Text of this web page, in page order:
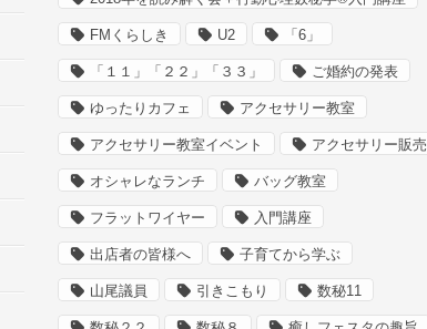
FMくらしき U2 「6」
「１１」「２２」「３３」 ご婚約の発表
ゆったりカフェ アクセサリー教室
アクセサリー教室イベント アクセサリー販売
オシャレなランチ バッグ教室
フラットワイヤー 入門講座
出店者の皆様へ 子育てから学ぶ
山尾議員 引きこもり 数秘11